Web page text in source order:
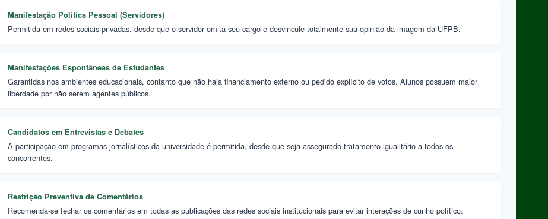
Manifestação Política Pessoal (Servidores)
Permitida em redes sociais privadas, desde que o servidor omita seu cargo e desvincule totalmente sua opinião da imagem da UFPB.
Manifestações Espontâneas de Estudantes
Garantidas nos ambientes educacionais, contanto que não haja financiamento externo ou pedido explícito de votos. Alunos possuem maior
liberdade por não serem agentes públicos.
Candidatos em Entrevistas e Debates
A participação em programas jornalísticos da universidade é permitida, desde que seja assegurado tratamento igualitário a todos os
concorrentes.
Restrição Preventiva de Comentários
Recomenda-se fechar os comentários em todas as publicações das redes sociais institucionais para evitar interações de cunho político.